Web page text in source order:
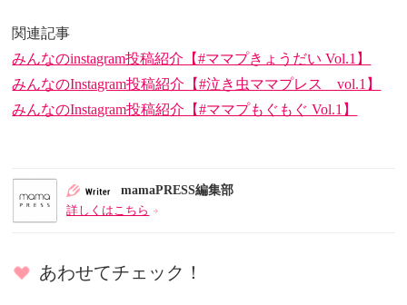
関連記事
みんなのinstagram投稿紹介【#ママプきょうだい Vol.1】
みんなのInstagram投稿紹介【#泣き虫ママプレス vol.1】
みんなのInstagram投稿紹介【#ママプもぐもぐ Vol.1】
mamaPRESS編集部
詳しくはこちら
あわせてチェック！